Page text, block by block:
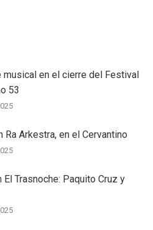
en el cierre del Festival
53
Ra Arkestra, en el Cervantino
Trasnoche: Paquito Cruz y